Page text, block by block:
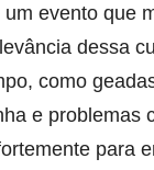
evento que
dessa
como
e problemas
para